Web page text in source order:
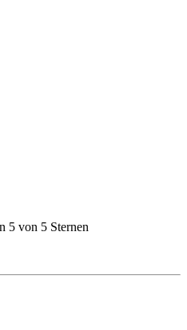
5 von 5 Sternen